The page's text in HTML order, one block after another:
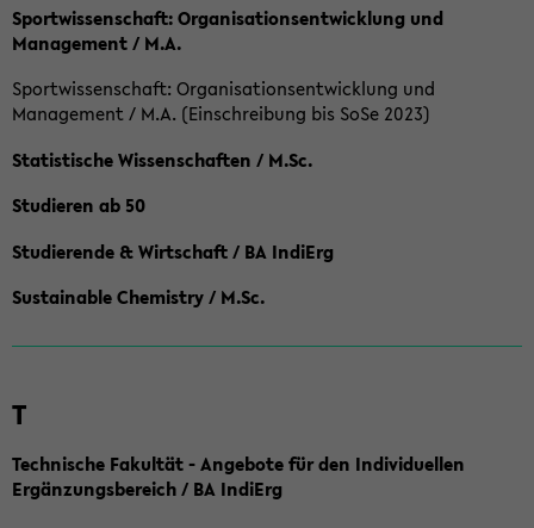
Sportwissenschaft: Organisationsentwicklung und
Management / M.A.
Sportwissenschaft: Organisationsentwicklung und
Management / M.A. (Einschreibung bis SoSe 2023)
Statistische Wissenschaften / M.Sc.
Studieren ab 50
Studierende & Wirtschaft / BA IndiErg
Sustainable Chemistry / M.Sc.
T
Technische Fakultät - Angebote für den Individuellen
Ergänzungsbereich / BA IndiErg